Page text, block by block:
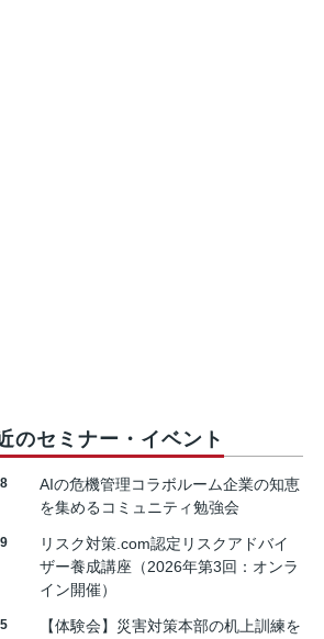
のセミナー・イベント
AIの危機管理コラボルーム企業の知恵
を集めるコミュニティ勉強会
リスク対策.com認定リスクアドバイ
ザー養成講座（2026年第3回：オンラ
イン開催）
【体験会】災害対策本部の机上訓練を